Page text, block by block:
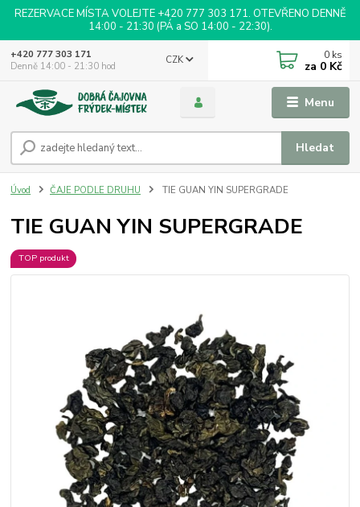
REZERVACE MÍSTA VOLEJTE +420 777 303 171. OTEVŘENO DENNĚ
14:00 - 21:30 (PÁ a SO 14:00 - 22:30).
Menu
CZK
Hledat
+420 777 303 171
Denně 14:00 - 21:30 hod
0 ks
za 0 Kč
Úvod ČAJE PODLE DRUHU TIE GUAN YIN SUPERGRADE
TIE GUAN YIN SUPERGRADE
TOP produkt